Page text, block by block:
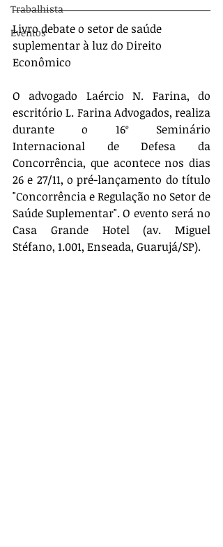
Trabalhista
Eventos
Livro debate o setor de saúde
suplementar à luz do Direito
Econômico
O advogado Laércio N. Farina, do
escritório L. Farina Advogados, realiza
durante o 16º Seminário
Internacional de Defesa da
Concorrência, que acontece nos dias
26 e 27/11, o pré-lançamento do título
"Concorrência e Regulação no Setor de
Saúde Suplementar". O evento será no
Casa Grande Hotel (av. Miguel
Stéfano, 1.001, Enseada, Guarujá/SP).